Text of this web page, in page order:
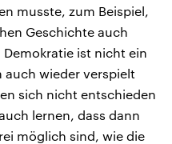
musste, zum Beispiel,
Geschichte auch
ist nicht ein
auch wieder verspielt
sich nicht entschieden
lernen, dass dann
möglich sind, wie die